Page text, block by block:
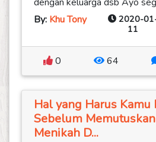
By: Khu Tony
2020-
11
0 64
Hal yang Harus Kamu
Sebelum Memutuskan
Menikah D...